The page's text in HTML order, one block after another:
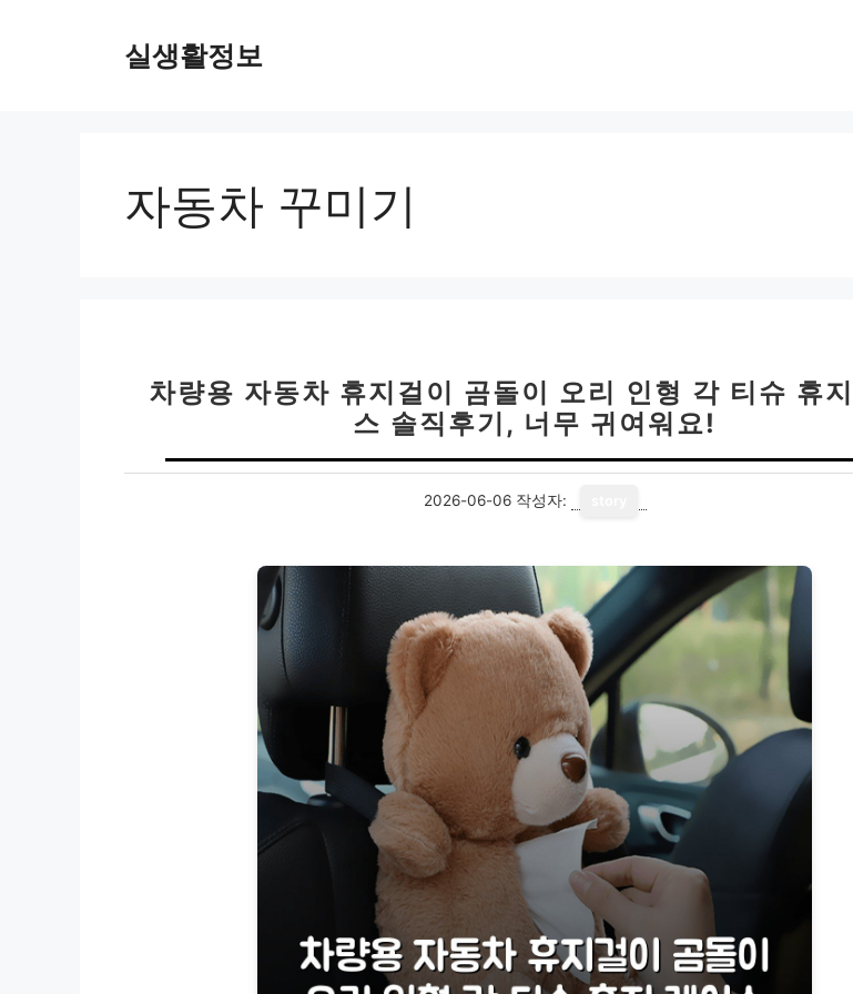
실생활정보
자동차 꾸미기
차량용 자동차 휴지걸이 곰돌이 오리 인형 각 티슈 휴지
스 솔직후기, 너무 귀여워요!
2026-06-06 작성자: